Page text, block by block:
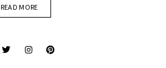
READ MORE